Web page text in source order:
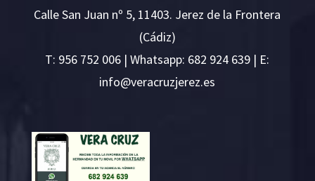
Calle San Juan nº 5, 11403. Jerez de la Frontera
(Cádiz)
T: 956 752 006 | Whatsapp: 682 924 639 | E:
se.ze
rejzu
rcare
v@ofn
i